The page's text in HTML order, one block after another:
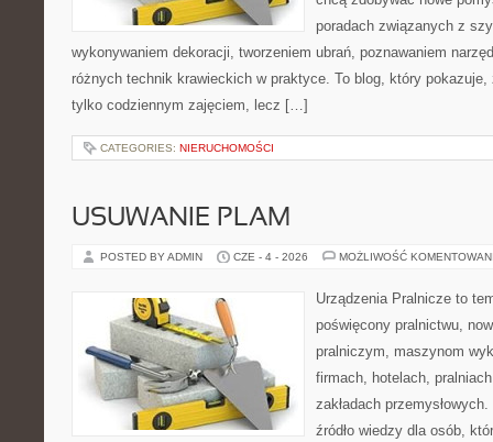
poradach związanych z
wykonywaniem dekoracji, tworzeniem ubrań, poznawaniem
różnych technik krawieckich w praktyce. To blog, który
tylko codziennym zajęciem, lecz […]
CATEGORIES: NIERUCHOMOŚCI
USUWANIE PLAM
POSTED BY ADMIN CZE - 4 - 2026 MOŻLIWOŚĆ
Urządzenia Pralnicze to
poświęcony pralnictwu,
pralniczym, maszynom
firmach, hotelach,
zakładach
źródło wiedzy dla osób,